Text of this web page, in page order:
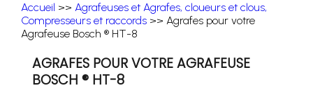
Accueil >> Agrafeuses et Agrafes, cloueurs et clous,
Compresseurs et raccords >> Agrafes pour votre
Agrafeuse Bosch ® HT-8
AGRAFES POUR VOTRE AGRAFEUSE
BOSCH ® HT-8